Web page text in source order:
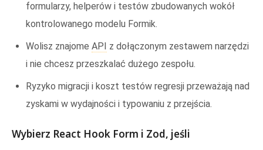
formularzy, helperów i testów zbudowanych wokół
kontrolowanego modelu Formik.
Wolisz znajome API z dołączonym zestawem narzędzi
i nie chcesz przeszkalać dużego zespołu.
Ryzyko migracji i koszt testów regresji przeważają nad
zyskami w wydajności i typowaniu z przejścia.
Wybierz React Hook Form i Zod, jeśli